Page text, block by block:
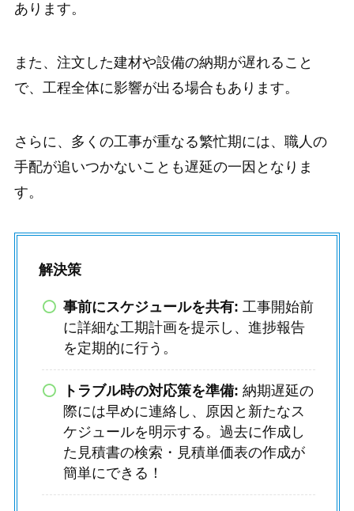
あります。
また、注文した建材や設備の納期が遅れること
で、工程全体に影響が出る場合もあります。
さらに、多くの工事が重なる繁忙期には、職人の
手配が追いつかないことも遅延の一因となりま
す。
解決策
事前にスケジュールを共有: 工事開始前
に詳細な工期計画を提示し、進捗報告
を定期的に行う。
トラブル時の対応策を準備: 納期遅延の
際には早めに連絡し、原因と新たなス
ケジュールを明示する。過去に作成し
た見積書の検索・見積単価表の作成が
簡単にできる！